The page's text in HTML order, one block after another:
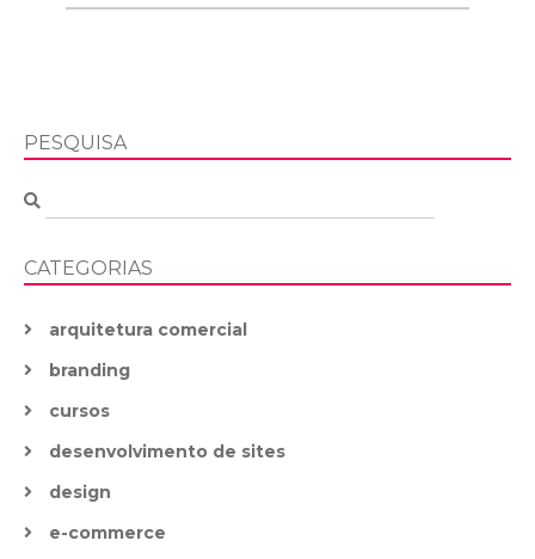
PESQUISA
CATEGORIAS
arquitetura comercial
branding
cursos
desenvolvimento de sites
design
e-commerce